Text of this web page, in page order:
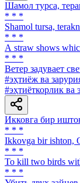
Шамол турса,
* * *
Shamol tursa,
* * *
А straw shows
* * *
Ветер задувает
#эҳтиёж ва
#эҳтиёткорлик ва
Икковга бир
* * *
Ikkovga bir ishton,
* * *
To kill two birds
* * *